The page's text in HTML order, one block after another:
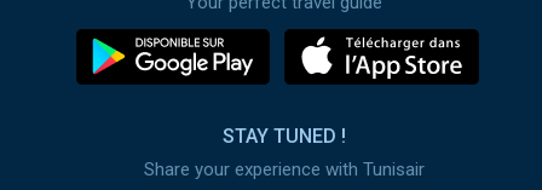
STAY TUNED !
Share your experience with Tunisair